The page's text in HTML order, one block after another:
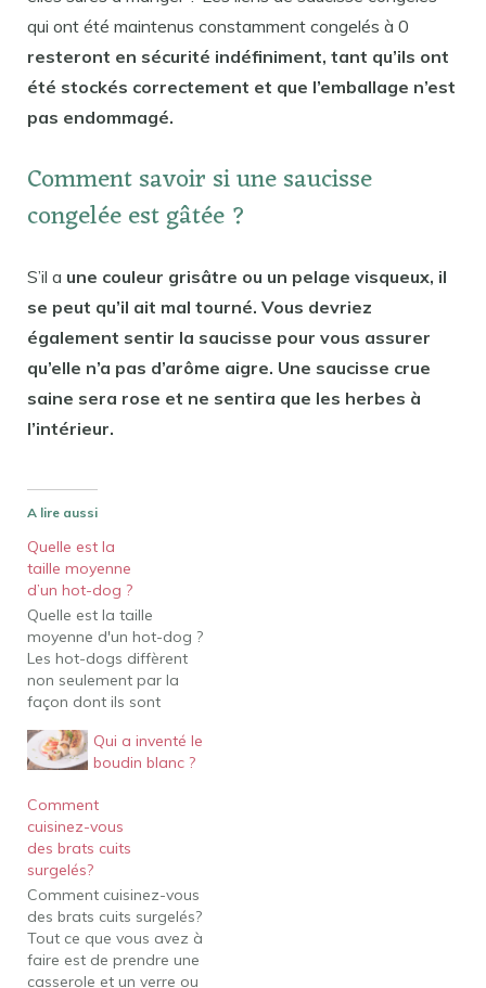
qui ont été maintenus constamment congelés à 0
resteront en sécurité indéfiniment, tant qu’ils ont
été stockés correctement et que l’emballage n’est
pas endommagé.
Comment savoir si une saucisse
congelée est gâtée ?
S’il a une couleur grisâtre ou un pelage visqueux, il
se peut qu’il ait mal tourné. Vous devriez
également sentir la saucisse pour vous assurer
qu’elle n’a pas d’arôme aigre. Une saucisse crue
saine sera rose et ne sentira que les herbes à
l’intérieur.
A lire aussi
Quelle est la
taille moyenne
d’un hot-dog ?
Quelle est la taille
moyenne d'un hot-dog ?
Les hot-dogs diffèrent
non seulement par la
façon dont ils sont
accessoirisés, mais aussi
par leur taille. Les hot-
15 cm (6 pouces) de long
et les hot-dogs d'un pied
mesurent 30 cm (12
pouces) de long. Dans…
Qui a inventé le
boudin blanc ?
Comment
cuisinez-vous
des brats cuits
surgelés?
Comment cuisinez-vous
des brats cuits surgelés?
Tout ce que vous avez à
faire est de prendre une
casserole et un verre ou